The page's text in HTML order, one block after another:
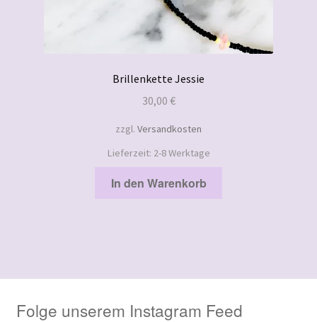
Brillenkette Jessie
30,00 €
zzgl. Versandkosten
Lieferzeit: 2-8 Werktage
In den Warenkorb
Folge unserem Instagram Feed